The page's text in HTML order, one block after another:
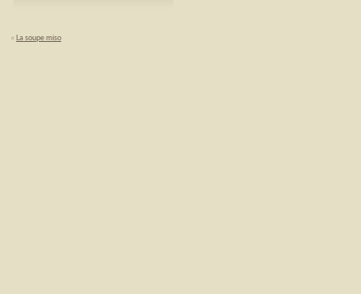
« La soupe miso